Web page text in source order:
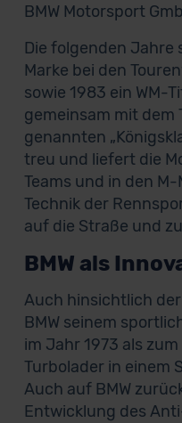
BMW Motorsport
Die folgenden
Marke bei den
sowie 1983 ein WM-
gemeinsam mit dem
genannten
treu und liefert die
Teams und in den
Technik der
auf die Straße und
BMW als
Auch hinsichtlich
BMW seinem
im Jahr 1973 als
Turbolader in einem
Auch auf BMW
Entwicklung des